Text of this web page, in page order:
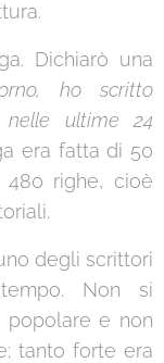
Dichiarò una
ho scritto
ultime 24
era fatta di 50
480 righe, cioè
degli scrittori
Non si
popolare e non
tanto forte era